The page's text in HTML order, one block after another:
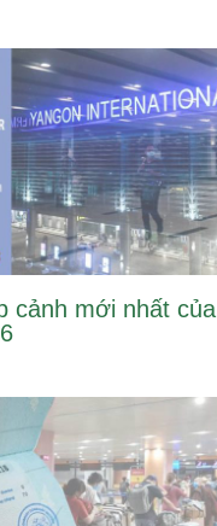
cảnh mới nhất của